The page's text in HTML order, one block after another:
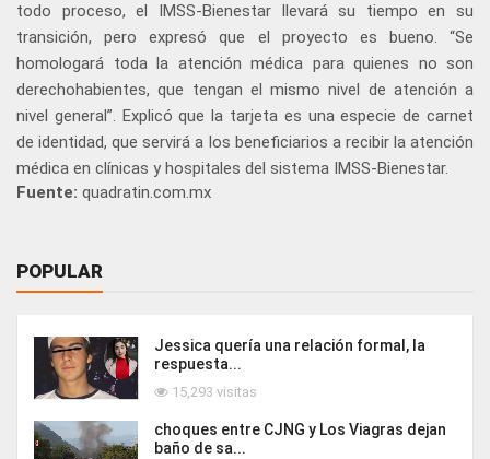
todo proceso, el IMSS-Bienestar llevará su tiempo en su
transición, pero expresó que el proyecto es bueno. “Se
homologará toda la atención médica para quienes no son
derechohabientes, que tengan el mismo nivel de atención a
nivel general”. Explicó que la tarjeta es una especie de carnet
de identidad, que servirá a los beneficiarios a recibir la atención
médica en clínicas y hospitales del sistema IMSS-Bienestar.
Fuente: quadratin.com.mx
POPULAR
Jessica quería una relación formal, la
respuesta...
15,293 visitas
choques entre CJNG y Los Viagras dejan
baño de sa...